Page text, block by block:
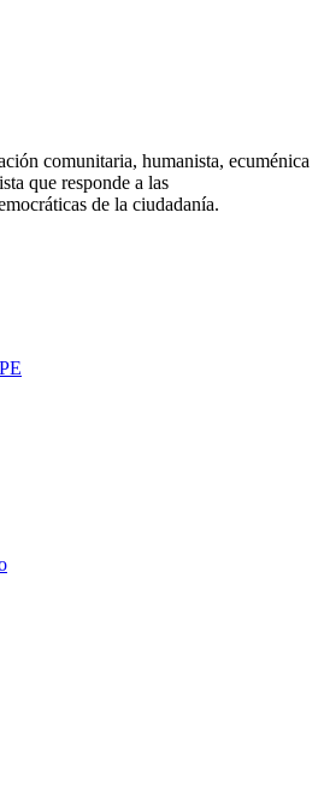
comunitaria, humanista, ecuménica
que responde a las
de la ciudadanía.